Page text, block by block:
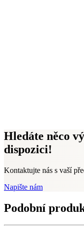
Hledáte něco
dispozici!
Kontaktujte nás s vaší
Napište nám
Podobní